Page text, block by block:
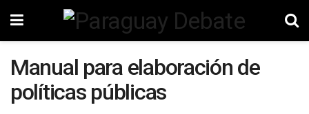
Manual para elaboración de
políticas públicas